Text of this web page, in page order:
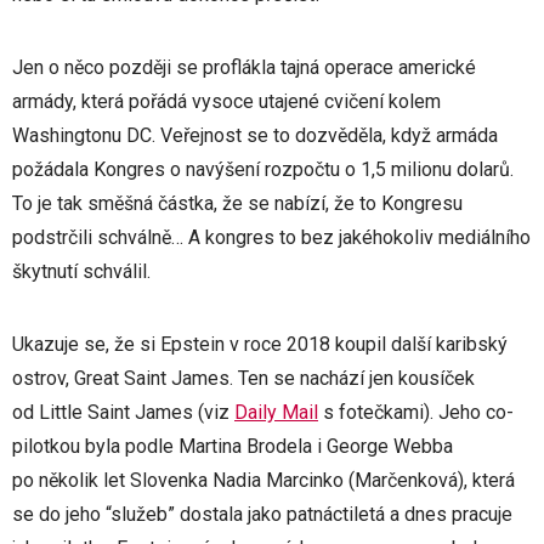
Jen o něco později se proflákla tajná operace americké
armády, která pořádá vysoce utajené cvičení kolem
Washingtonu DC. Veřejnost se to dozvěděla, když armáda
požádala Kongres o navýšení rozpočtu o 1,5 milionu dolarů.
To je tak směšná částka, že se nabízí, že to Kongresu
podstrčili schválně… A kongres to bez jakéhokoliv mediálního
škytnutí schválil.
Ukazuje se, že si Epstein v roce 2018 koupil další karibský
ostrov, Great Saint James. Ten se nachází jen kousíček
od Little Saint James (viz Daily Mail s fotečkami). Jeho co-
pilotkou byla podle Martina Brodela i George Webba
po několik let Slovenka Nadia Marcinko (Marčenková), která
se do jeho “služeb” dostala jako patnáctiletá a dnes pracuje